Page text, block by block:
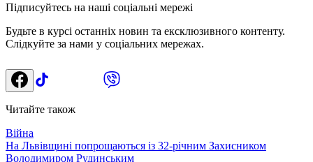
Підписуйтесь на наші соціальні мережі
Будьте в курсі останніх новин та ексклюзивного контенту.
Слідкуйте за нами у соціальних мережах.
Читайте також
Війна
На Львівщині попрощаються із 32-річним Захисником
Володимиром Рудинським